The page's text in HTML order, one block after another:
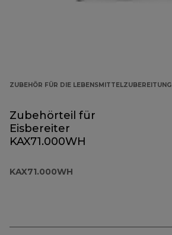
ZUBEHÖR FÜR DIE LEBENSMITTELZUBEREITUNG
Zubehörteil für
Eisbereiter
KAX71.000WH
KAX71.000WH